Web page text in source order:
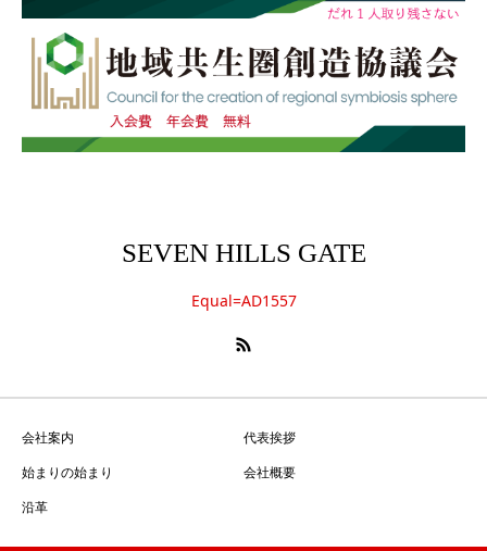
SEVEN HILLS GATE
Equal=AD1557
会社案内
代表挨拶
始まりの始まり
会社概要
沿革